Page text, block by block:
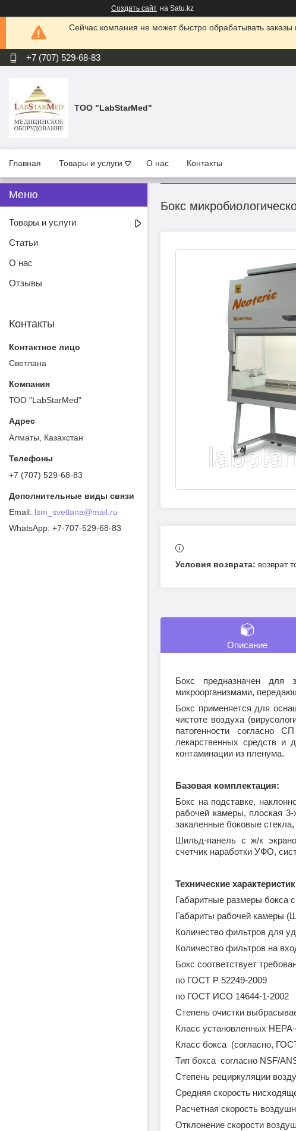
Создать сайт на Satu.kz
Сейчас компания не может быстро обрабатывать
+7 (707) 529-68-83
ТОО "LabStarMed"
Главная Товары и услуги О нас Контакты
Бокс
возврат
Описание
Бокс предназначен
микроорганизмами,
Бокс применяется для
чистоте воздуха
патогенности согласно
лекарственных средств и
контаминации из пленума.
Базовая комплектация:
Бокс на подставке,
рабочей камеры, плоская
закаленные боковые
Шильд-панель с ж/к
счетчик наработки УФО,
Технические
Габаритные размеры
Габариты
Количество
Количество
Бокс соответствует
по ГОСТ
по ГОСТ
Степень очистки
Класс
Класс бокса (согласно,
Тип бокса согласно NSF/
Степень
Средняя скорость
Расчетная скорость
Отклонение скорости
Товары и услуги
Статьи
О нас
Отзывы
Контакты
Светлана
ТОО "LabStarMed"
Алматы, Казахстан
+7 (707) 529-68-83
lsm_svetlana@mail.ru
+7-707-529-68-83